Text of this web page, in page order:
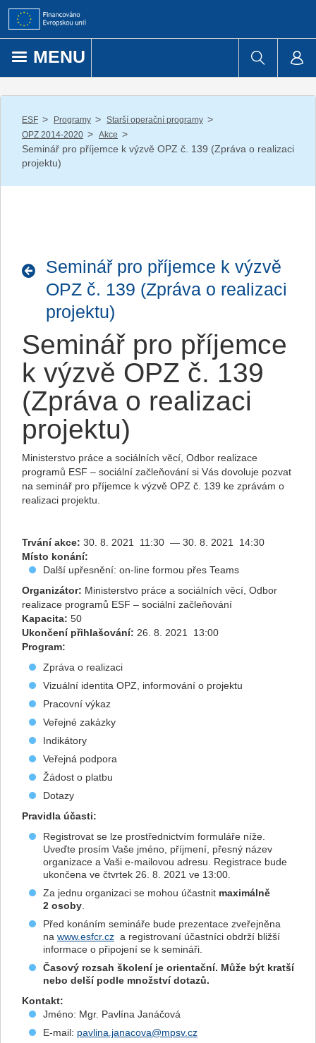
Přejít k obsahu
MENU
ESF / Programy / Starší operační programy /
OPZ 2014-2020 / Akce /
Seminář pro příjemce k výzvě OPZ č. 139 (Zpráva o realizaci
projektu)
Seminář pro příjemce k výzvě
OPZ č. 139 (Zpráva o realizaci
projektu)
Seminář pro příjemce
k výzvě OPZ č. 139
(Zpráva o realizaci
projektu)
Ministerstvo práce a sociálních věcí, Odbor realizace
programů ESF – sociální začleňování si Vás dovoluje pozvat
na seminář pro příjemce k výzvě OPZ č. 139 ke zprávám o
realizaci projektu.
Trvání akce: 30. 8. 2021 11:30 — 30. 8. 2021 14:30
Místo konání:
Další upřesnění: on-line formou přes Teams
Organizátor: Ministerstvo práce a sociálních věcí, Odbor
realizace programů ESF – sociální začleňování
Kapacita: 50
Ukončení přihlašování: 26. 8. 2021 13:00
Program:
Zpráva o realizaci
Vizuální identita OPZ, informování o projektu
Pracovní výkaz
Veřejné zakázky
Indikátory
Veřejná podpora
Žádost o platbu
Dotazy
Pravidla účasti:
Registrovat se lze prostřednictvím formuláře níže.
Uveďte prosím Vaše jméno, příjmení, přesný název
organizace a Vaši e-mailovou adresu. Registrace bude
ukončena ve čtvrtek 26. 8. 2021 ve 13:00.
Za jednu organizaci se mohou účastnit maximálně
2 osoby
Před konáním semináře bude prezentace zveřejněna
na www.esfcr.cz a registrovaní účastníci obdrží bližší
informace o připojení se k semináři.
Časový rozsah školení je orientační. Může být kratší
nebo delší podle množství dotazů.
Kontakt:
Jméno: Mgr. Pavlína Janáčová
E-mail: pavlina.janacova@mpsv.cz